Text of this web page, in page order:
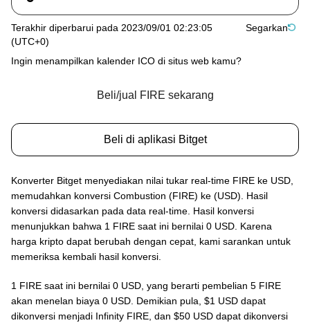
Terakhir diperbarui pada 2023/09/01 02:23:05
(UTC+0)
Segarkan
Ingin menampilkan kalender ICO di situs web kamu?
Beli/jual FIRE sekarang
Beli di aplikasi Bitget
Konverter Bitget menyediakan nilai tukar real-time FIRE ke USD,
memudahkan konversi Combustion (FIRE) ke (USD). Hasil
konversi didasarkan pada data real-time. Hasil konversi
menunjukkan bahwa 1 FIRE saat ini bernilai 0 USD. Karena
harga kripto dapat berubah dengan cepat, kami sarankan untuk
memeriksa kembali hasil konversi.
1 FIRE saat ini bernilai 0 USD, yang berarti pembelian 5 FIRE
akan menelan biaya 0 USD. Demikian pula, $1 USD dapat
dikonversi menjadi Infinity FIRE, dan $50 USD dapat dikonversi